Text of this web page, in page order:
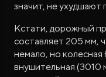
значит, не
Кстати, дорожный
составляет 205 мм,
немало, но
внушительная (3010